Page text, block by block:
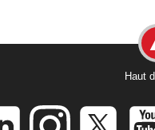
Haut